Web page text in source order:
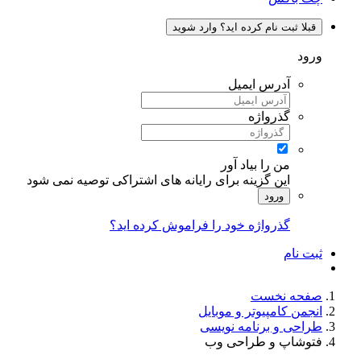
قبلا ثبت نام کرده اید؟ وارد شوید
ورود
آدرس ایمیل
گذرواژه
من را بیاد آور
این گزینه برای رایانه های اشتراکی توصیه نمی شود
ورود
گذرواژه خود را فراموش کرده اید؟
ثبت نام
صفحه نخست
انجمن کامپیوتر و موبایل
طراحی و برنامه نویسی
فتوشاپ و طراحی وب